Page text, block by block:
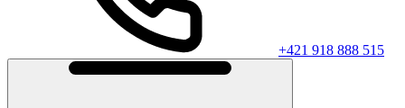
+421 918 888 515